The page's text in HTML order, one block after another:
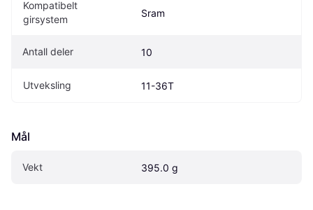
Kompatibelt
girsystem
Sram
Antall deler 10
Utveksling 11-36T
Mål
Vekt 395.0 g